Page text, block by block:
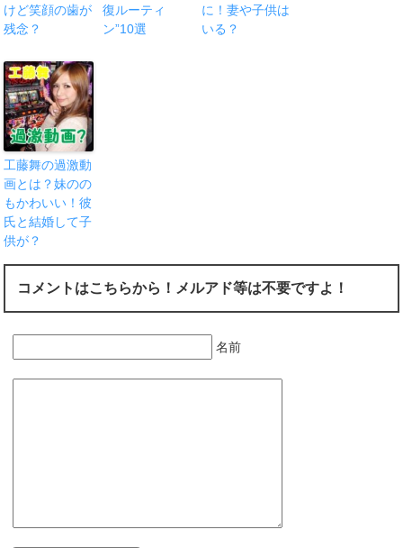
けど笑顔の歯が
残念？
復ルーティ
ン”10選
に！妻や子供は
いる？
工藤舞の過激動
画とは？妹のの
もかわいい！彼
氏と結婚して子
供が？
コメントはこちらから！メルアド等は不要ですよ！
名前